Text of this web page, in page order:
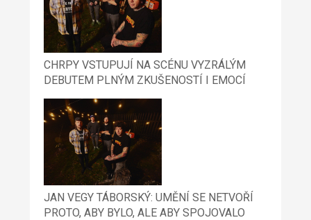
CHRPY VSTUPUJÍ NA SCÉNU VYZRÁLÝM
DEBUTEM PLNÝM ZKUŠENOSTÍ I EMOCÍ
JAN VEGY TÁBORSKÝ: UMĚNÍ SE NETVOŘÍ
PROTO, ABY BYLO, ALE ABY SPOJOVALO